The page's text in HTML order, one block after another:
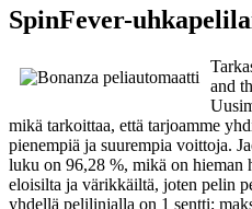
SpinFever-
and
mikä tarkoittaa, että tarjoamme
pienempiä ja suurempia voittoja.
luku on 96,28 %, mikä on hieman
eloisilta ja värikkäiltä, ​​joten pelin
yhdellä pelilinjalla on 1 sentti;